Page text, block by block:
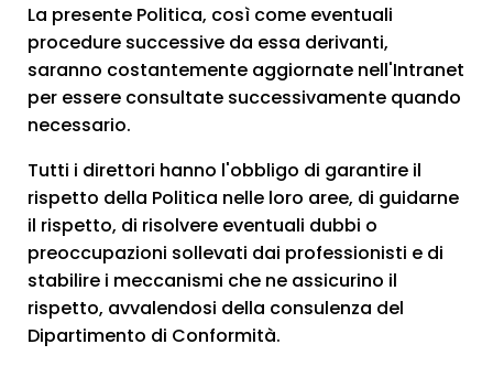
La presente Politica, così come eventuali
procedure successive da essa derivanti,
saranno costantemente aggiornate nell'Intranet
per essere consultate successivamente quando
necessario.
Tutti i direttori hanno l'obbligo di garantire il
rispetto della Politica nelle loro aree, di guidarne
il rispetto, di risolvere eventuali dubbi o
preoccupazioni sollevati dai professionisti e di
stabilire i meccanismi che ne assicurino il
rispetto, avvalendosi della consulenza del
Dipartimento di Conformità.